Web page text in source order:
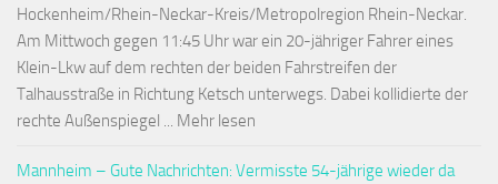
Hockenheim/Rhein-Neckar-Kreis/Metropolregion Rhein-Neckar.
Am Mittwoch gegen 11:45 Uhr war ein 20-jähriger Fahrer eines
Klein-Lkw auf dem rechten der beiden Fahrstreifen der
Talhausstraße in Richtung Ketsch unterwegs. Dabei kollidierte der
rechte Außenspiegel ... Mehr lesen
Mannheim – Gute Nachrichten: Vermisste 54-jährige wieder da